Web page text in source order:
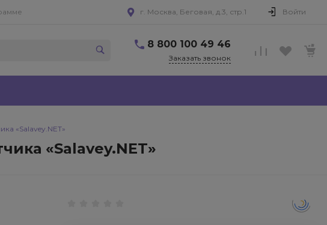
г. Москва, Беговая, д.3, стр.1 Войти
8 800 100 49 46
Заказать звонок
«Salavey.NET»
«Salavey.NET»